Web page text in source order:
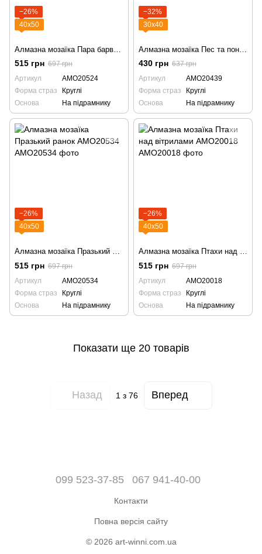
−26%
40х50
515 грн 697 грн
Артикул
AMO20524
Форма страз
Круглі
Основа
На підрамнику
−32%
30х40
430 грн 637 грн
Артикул
AMO20439
Форма страз
Круглі
Основа
На підрамнику
−26%
40х50
Алмазна мозаїка Празький ранок AMO20534
515 грн 697 грн
Артикул
AMO20534
Форма страз
Круглі
Основа
На підрамнику
−26%
40х50
Алмазна мозаїка Птаxи над вітрилами AMO20018
515 грн 697 грн
Артикул
AMO20018
Форма страз
Круглі
Основа
На підрамнику
Показати ще 20 товарів
Назад 1 з 76 Вперед
099 523-37-85 067 941-40-00
Контакти
Повна версія сайту
© 2026 art-winni.com.ua